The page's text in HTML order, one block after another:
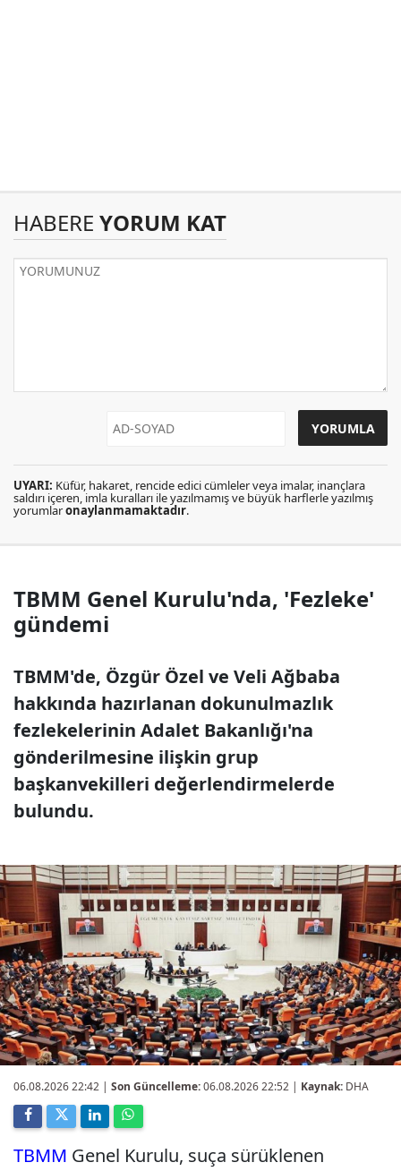
HABERE YORUM KAT
UYARI: Küfür, hakaret, rencide edici cümleler veya imalar, inançlara
saldırı içeren, imla kuralları ile yazılmamış ve büyük harflerle yazılmış
yorumlaronaylanmamaktadır.
TBMM Genel Kurulu'nda, 'Fezleke'
gündemi
TBMM'de, Özgür Özel ve Veli Ağbaba
hakkında hazırlanan dokunulmazlık
fezlekelerinin Adalet Bakanlığı'na
gönderilmesine ilişkin grup
başkanvekilleri değerlendirmelerde
bulundu.
06.08.2026 22:42 | Son Güncelleme:06.08.2026 22:52 | Kaynak: DHA
TBMM Genel Kurulu, suça sürüklenen